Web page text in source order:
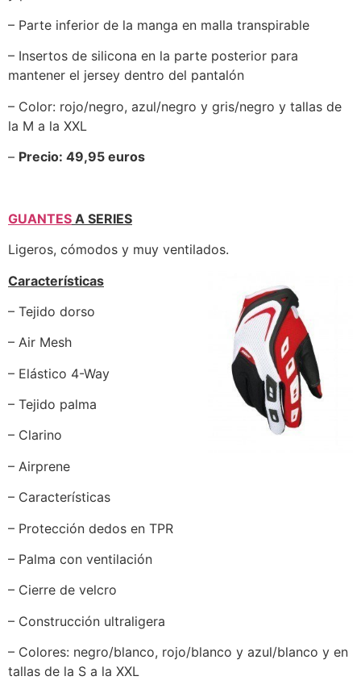
– Parte inferior de la manga en malla transpirable
– Insertos de silicona en la parte posterior para
mantener el jersey dentro del pantalón
– Color: rojo/negro, azul/negro y gris/negro y tallas de
la M a la XXL
– Precio: 49,95 euros
GUANTES A SERIES
Ligeros, cómodos y muy ventilados.
Características
– Tejido dorso
– Air Mesh
– Elástico 4-Way
– Tejido palma
– Clarino
– Airprene
– Características
– Protección dedos en TPR
– Palma con ventilación
– Cierre de velcro
– Construcción ultraligera
– Colores: negro/blanco, rojo/blanco y azul/blanco y en
tallas de la S a la XXL